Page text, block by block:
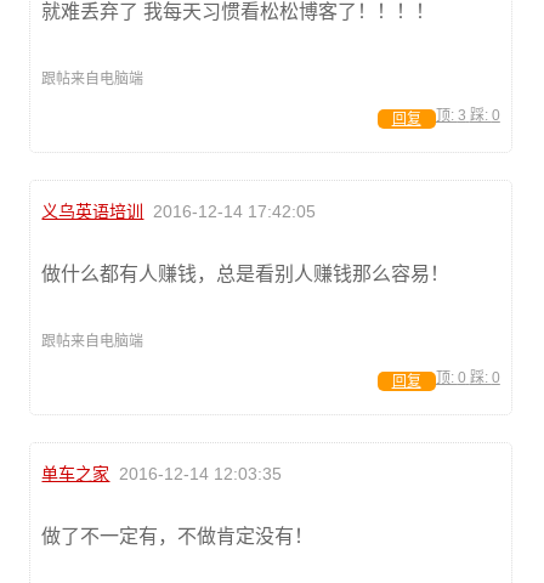
就难丢弃了 我每天习惯看松松博客了！！！！
跟帖来自电脑端
顶: 3 踩: 0
回复
义乌英语培训 2016-12-14 17:42:05
做什么都有人赚钱，总是看别人赚钱那么容易！
跟帖来自电脑端
顶: 0 踩: 0
回复
单车之家 2016-12-14 12:03:35
做了不一定有，不做肯定没有！